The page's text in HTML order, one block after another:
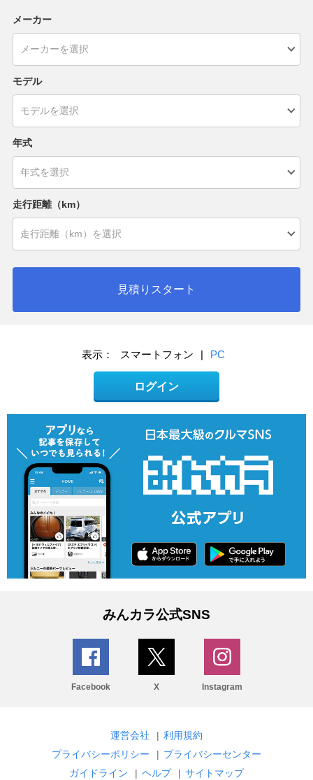
メーカー
モデル
年式
走行距離（km）
見積りスタート
表示： スマートフォン PC
ログイン
みんカラ公式SNS
Facebook X Instagram
運営会社 | 利用規約
プライバシーポリシー
| プライバシーセンター
ガイドライン
| ヘルプ | サイトマップ